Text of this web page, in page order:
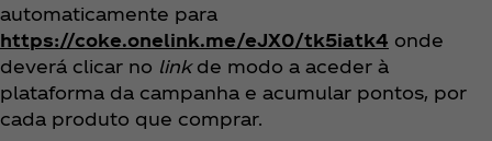
automaticamente para
https://coke.onelink.me/eJX0/tk5iatk4 onde
deverá clicar no linkde modo a aceder à
plataforma da campanha e acumular pontos, por
cada produto que comprar.